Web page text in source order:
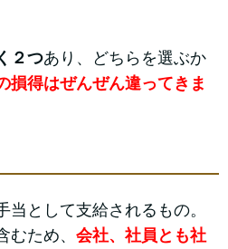
２つあり、どちらを選ぶか
損得はぜんぜん違ってきま
として支給されるもの。
ため、 会社、社員とも社